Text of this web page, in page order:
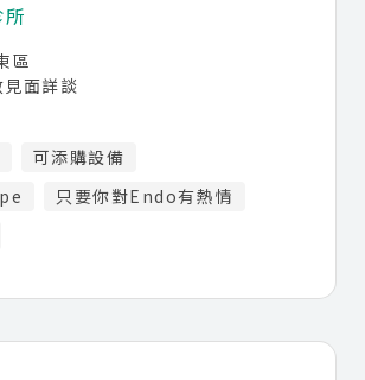
區
面詳談
可添購設備
只要你對Endo有熱情